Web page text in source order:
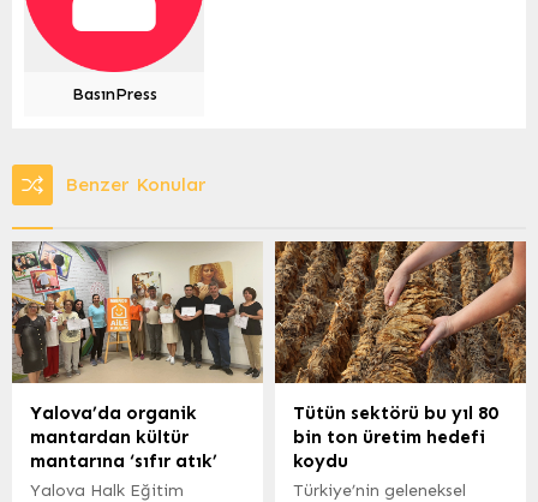
BasınPress
Benzer Konular
Yalova’da organik
mantardan kültür
mantarına ‘sıfır atık’
Yalova Halk Eğitim
Tütün sektörü bu yıl 80
bin ton üretim hedefi
koydu
Türkiye’nin geleneksel